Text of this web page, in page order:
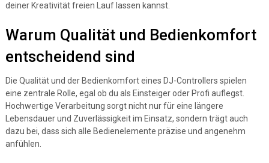
deiner Kreativität freien Lauf lassen kannst.
Warum Qualität und Bedienkomfort
entscheidend sind
Die Qualität und der Bedienkomfort eines DJ-Controllers spielen
eine zentrale Rolle, egal ob du als Einsteiger oder Profi auflegst.
Hochwertige Verarbeitung sorgt nicht nur für eine längere
Lebensdauer und Zuverlässigkeit im Einsatz, sondern trägt auch
dazu bei, dass sich alle Bedienelemente präzise und angenehm
anfühlen.